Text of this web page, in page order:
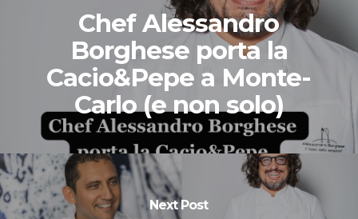
Chef Alessandro
Borghese porta la
Cacio&Pepe a Monte-
Carlo (e non solo)
Next Post